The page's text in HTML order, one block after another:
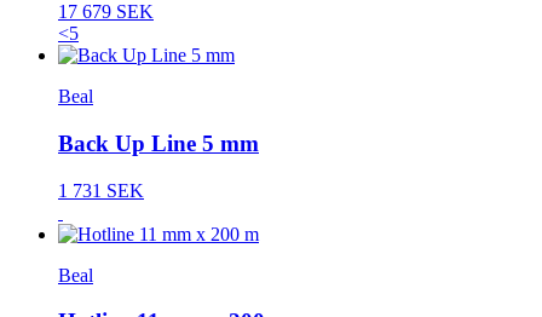
17 679 SEK
<5
Beal
Back Up Line 5 mm
1 731 SEK
Beal